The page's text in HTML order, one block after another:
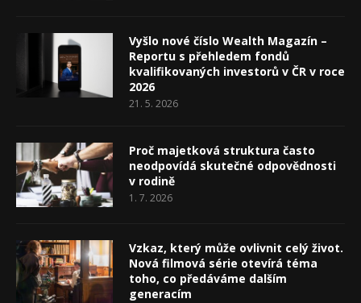
Vyšlo nové číslo Wealth Magazín –
Reportu s přehledem fondů
kvalifikovaných investorů v ČR v roce
2026
21. 5. 2026
Proč majetková struktura často
neodpovídá skutečné odpovědnosti
v rodině
1. 7. 2026
Vzkaz, který může ovlivnit celý život.
Nová filmová série otevírá téma
toho, co předáváme dalším
generacím